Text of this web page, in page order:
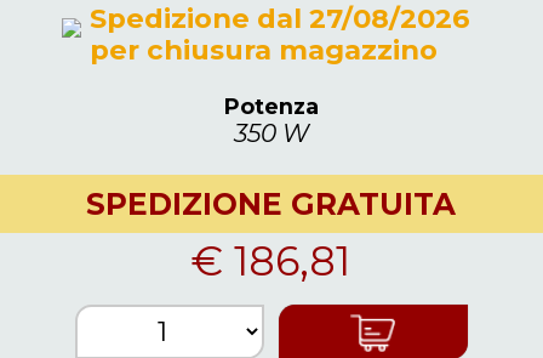
Spedizione dal 27/08/2026
per chiusura magazzino
Potenza
350 W
SPEDIZIONE GRATUITA
€ 186,81